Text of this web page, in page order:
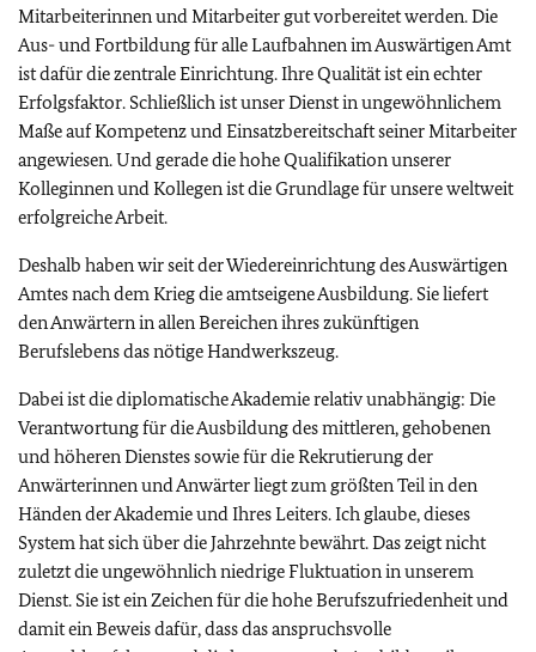
Mitarbeiterinnen und Mitarbeiter gut vorbereitet werden. Die
Aus- und Fortbildung für alle Laufbahnen im Auswärtigen Amt
ist dafür die zentrale Einrichtung. Ihre Qualität ist ein echter
Erfolgsfaktor. Schließlich ist unser Dienst in ungewöhnlichem
Maße auf Kompetenz und Einsatzbereitschaft seiner Mitarbeiter
angewiesen. Und gerade die hohe Qualifikation unserer
Kolleginnen und Kollegen ist die Grundlage für unsere weltweit
erfolgreiche Arbeit.
Deshalb haben wir seit der Wiedereinrichtung des Auswärtigen
Amtes nach dem Krieg die amtseigene Ausbildung. Sie liefert
den Anwärtern in allen Bereichen ihres zukünftigen
Berufslebens das nötige Handwerkszeug.
Dabei ist die diplomatische Akademie relativ unabhängig: Die
Verantwortung für die Ausbildung des mittleren, gehobenen
und höheren Dienstes sowie für die Rekrutierung der
Anwärterinnen und Anwärter liegt zum größten Teil in den
Händen der Akademie und Ihres Leiters. Ich glaube, dieses
System hat sich über die Jahrzehnte bewährt. Das zeigt nicht
zuletzt die ungewöhnlich niedrige Fluktuation in unserem
Dienst. Sie ist ein Zeichen für die hohe Berufszufriedenheit und
damit ein Beweis dafür, dass das anspruchsvolle